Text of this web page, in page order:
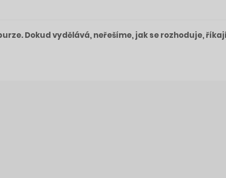
Dokud vydělává, neřešíme, jak se rozhoduje,